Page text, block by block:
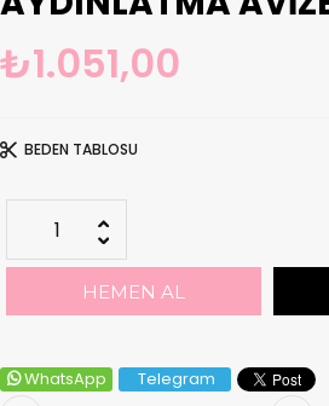
₺1.051,00
BEDEN TABLOSU
WhatsApp Telegram